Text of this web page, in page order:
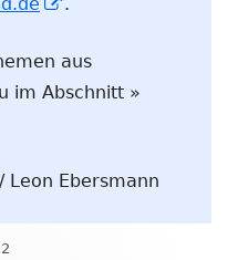
Fenster
öffnen
aus
im Abschnitt »
Ebersmann